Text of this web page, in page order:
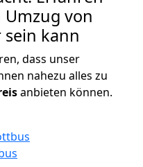
Umzug von
sein kann
dass unser
nahezu alles zu
anbieten können.